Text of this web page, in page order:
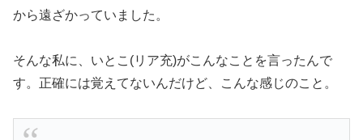
から遠ざかっていました。
そんな私に、いとこ(リア充)がこんなことを言ったんで
す。正確には覚えてないんだけど、こんな感じのこと。